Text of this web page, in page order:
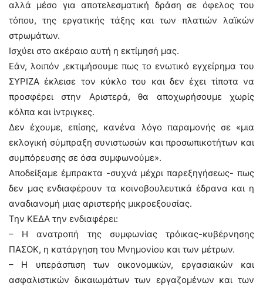
αλλά μέσο για αποτελεσματική δράση σε όφελος του
τόπου, της εργατικής τάξης και των πλατιών λαϊκών
στρωμάτων.
Ισχύει στο ακέραιο αυτή η εκτίμησή μας.
Εάν, λοιπόν ,εκτιμήσουμε πως το ενωτικό εγχείρημα του
ΣΥΡΙΖΑ έκλεισε τον κύκλο του και δεν έχει τίποτα να
προσφέρει στην Αριστερά, θα αποχωρήσουμε χωρίς
κόλπα και ίντριγκες.
Δεν έχουμε, επίσης, κανένα λόγο παραμονής σε «μια
εκλογική σύμπραξη συνιστωσών και προσωπικοτήτων και
συμπόρευσης σε όσα συμφωνούμε».
Αποδείξαμε έμπρακτα -συχνά μέχρι παρεξηγήσεως- πως
δεν μας ενδιαφέρουν τα κοινοβουλευτικά έδρανα και η
αναδιανομή μιας αριστερής μικροεξουσίας.
Την ΚΕΔΑ την ενδιαφέρει:
– Η ανατροπή της συμφωνίας τρόικας-κυβέρνησης
ΠΑΣΟΚ, η κατάργηση του Mνημονίου και των μέτρων.
– Η υπεράσπιση των οικονομικών, εργασιακών και
ασφαλιστικών δικαιωμάτων των εργαζομένων και των